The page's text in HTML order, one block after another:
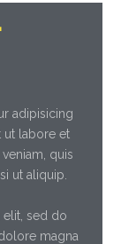
adipisicing
labore et
quis
ut aliquip.
elit, sed do
magna